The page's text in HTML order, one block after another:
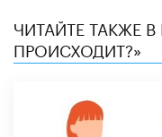
ЧИТАЙТЕ ТАКЖЕ В
ПРОИСХОДИТ?»